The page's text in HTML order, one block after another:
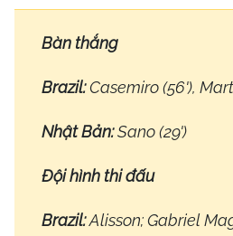
Bàn thắng
Brazil:Casemiro (56'),
Nhật Bản:Sano (29')
Đội hình thi đấu
Brazil:Alisson; Gabriel